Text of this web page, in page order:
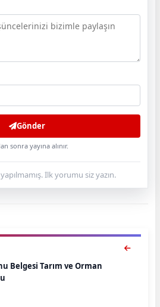
Gönder
sonra yayına alınır.
İlk yorumu siz yazın.
ve Orman